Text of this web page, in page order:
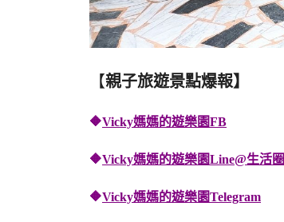
【親子旅遊景點爆報】
🔶Vicky媽媽的遊樂園FB
🔶Vicky媽媽的遊樂園Line@生活圈
🔶Vicky媽媽的遊樂園Telegram